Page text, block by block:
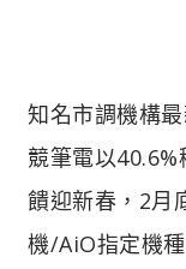
知名市調機構
競筆電以
饋迎新春，2月
機/AiO指定機